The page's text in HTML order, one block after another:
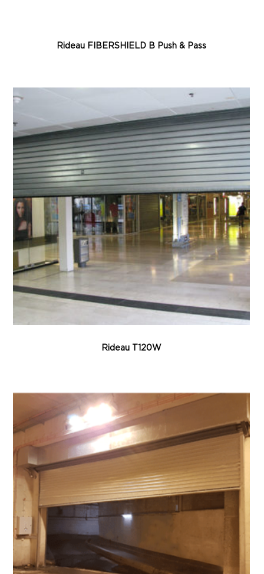
Rideau FIBERSHIELD B Push & Pass
Rideau T120W